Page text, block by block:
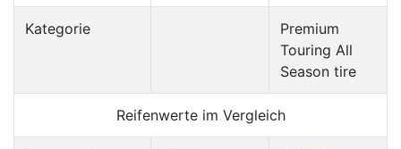
Kategorie
Premium
Touring All
Season tire
Reifenwerte im Vergleich